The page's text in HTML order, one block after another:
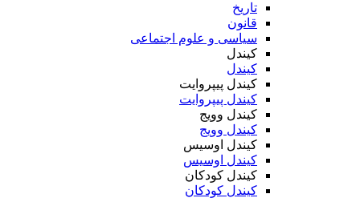
تاریخ
قانون
سیاسی و علوم اجتماعی
کیندل
کیندل
کیندل پیپروایت
کیندل پیپروایت
کیندل وویج
کیندل وویج
کیندل اوسیس
کیندل اوسیس
کیندل کودکان
کیندل کودکان